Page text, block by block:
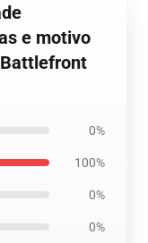
e motivo
0%
100%
0%
0%